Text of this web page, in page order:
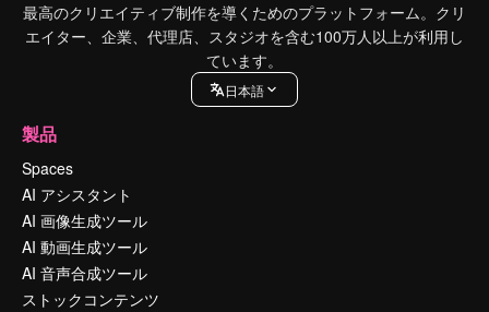
最高のクリエイティブ制作を導くためのプラットフォーム。クリ
エイター、企業、代理店、スタジオを含む100万人以上が利用し
ています。
日本語
製品
Spaces
AI アシスタント
AI 画像生成ツール
AI 動画生成ツール
AI 音声合成ツール
ストックコンテンツ